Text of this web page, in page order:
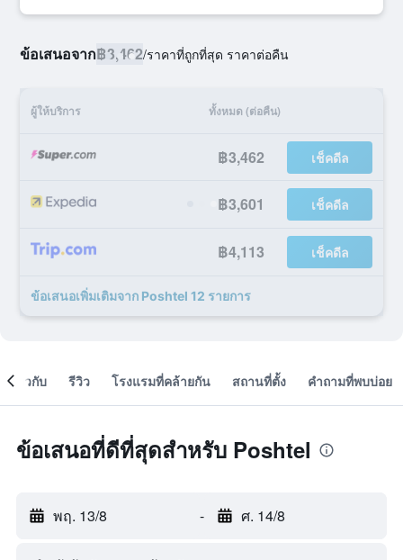
ข้อเสนอจาก฿3,462/ราคาที่ถูกที่สุด ราคาต่อคืน
ผู้ให้บริการ ทั้งหมด (ต่อคืน)
฿3,462 เช็คดีล
฿3,601 เช็คดีล
฿4,113 เช็คดีล
ข้อเสนอเพิ่มเติมจาก Poshtel 12 รายการ
เกี่ยวกับ รีวิว โรงแรมที่คล้ายกัน สถานที่ตั้ง คำถามที่พบบ่อย
ข้อเสนอที่ดีที่สุดสำหรับ Poshtel
พฤ. 13/8 - ศ. 14/8